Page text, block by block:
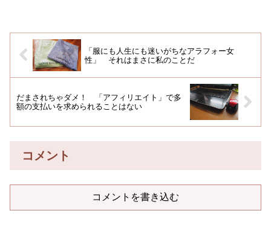
「服にも人生にも迷いがちなアラフォー女
性」 それはまさに私のことだ
だまされちゃダメ！ 「アフィリエイト」で多
額の支払いを求められることはない
コメント
コメントを書き込む